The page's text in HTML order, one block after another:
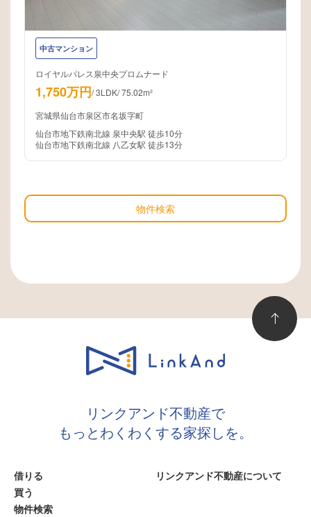
中古マンション
ロイヤルパレス泉中央プロムナード
1,750万円/3LDK/75.02m²
宮城県仙台市泉区市名坂字町
仙台市地下鉄南北線 泉中央駅 徒歩10分
仙台市地下鉄南北線 八乙女駅 徒歩13分
物件検索
リンクアンド不動産で
もっとわくわくする家探しを。
借りる
買う
物件検索
リンクアンド不動産について